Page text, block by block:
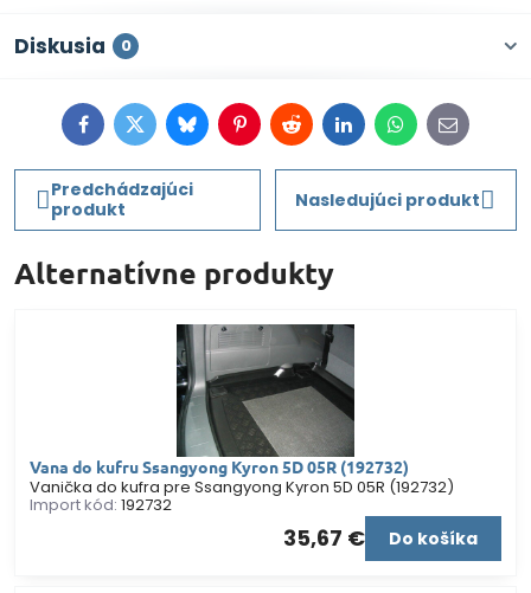
Diskusia 0
FacebookTwitterBlueskyPinterestRedditLinkedInWhatsApp
E-
mail
Predchádzajúci
produkt
Nasledujúci produkt
Alternatívne produkty
Vana do kufru Ssangyong Kyron 5D 05R (192732)
Vanička do kufra pre Ssangyong Kyron 5D 05R (192732)
Import kód: 192732
35,67 € Do košíka